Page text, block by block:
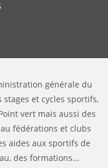
générale du
stages et cycles sportifs,
vert mais aussi des
fédérations et clubs
aides aux sportifs de
des formations...